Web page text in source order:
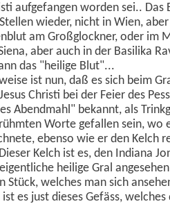
aufgefangen worden sei.. Das
wieder, nicht in Wien,
am Großglockner, oder im
aber auch in der Basilika
das "heilige Blut"...
ist nun, daß es sich beim
Christi bei der Feier des
Abendmahl" bekannt, als
Worte gefallen sein, wo
ebenso wie er den Kelch
Kelch ist es, den Indiana
heilige Gral
Stück, welches man sich
es just dieses Gefäss,